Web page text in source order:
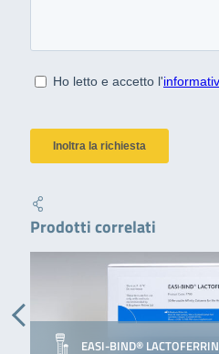
Prodotti correlati
EASI-BIND® LACTOFERRIN